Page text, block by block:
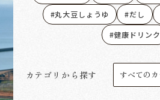
丸大豆しょうゆ
だし
健康ドリンク
カテゴリから探す